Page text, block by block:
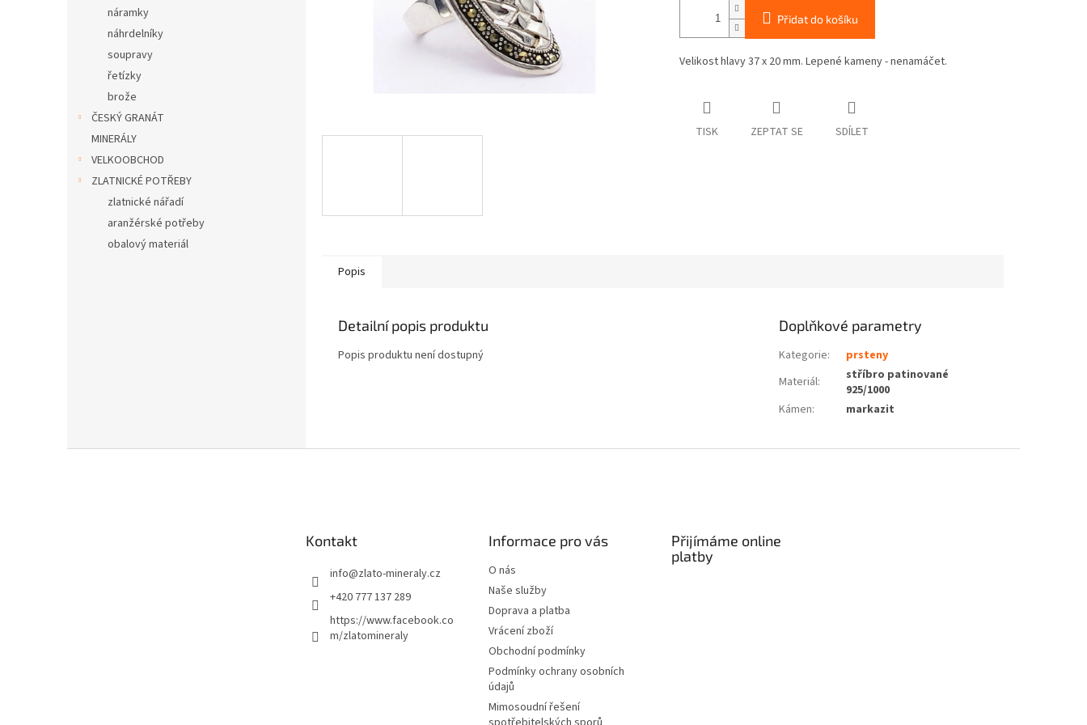
náramky
náhrdelníky
soupravy
řetízky
brože
ČESKÝ GRANÁT
MINERÁLY
VELKOOBCHOD
ZLATNICKÉ POTŘEBY
zlatnické nářadí
aranžérské potřeby
obalový materiál
Přidat do košíku
Velikost hlavy 37 x 20 mm. Lepené kameny - nenamáčet.
TISK ZEPTAT SE SDÍLET
Popis
Detailní popis produktu
Popis produktu není dostupný
Doplňkové parametry
Kategorie:
prsteny
Materiál:
stříbro patinované
925/1000
Kámen: markazit
Kontakt
info@zlato-mineraly.cz
+420 777 137 289
https://www.facebook.co
m/zlatomineraly
Informace pro vás
O nás
Naše služby
Doprava a platba
Vrácení zboží
Obchodní podmínky
Podmínky ochrany osobních
údajů
Mimosoudní řešení
Přijímáme online
platby